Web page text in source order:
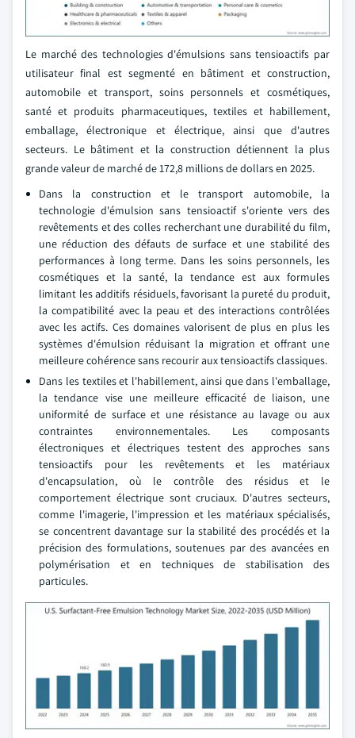
Le marché des technologies d'émulsions sans tensioactifs par
utilisateur final est segmenté en bâtiment et construction,
automobile et transport, soins personnels et cosmétiques,
santé et produits pharmaceutiques, textiles et habillement,
emballage, électronique et électrique, ainsi que d'autres
secteurs. Le bâtiment et la construction détiennent la plus
grande valeur de marché de 172,8 millions de dollars en 2025.
Dans la construction et le transport automobile, la
technologie d'émulsion sans tensioactif s'oriente vers des
revêtements et des colles recherchant une durabilité du film,
une réduction des défauts de surface et une stabilité des
performances à long terme. Dans les soins personnels, les
cosmétiques et la santé, la tendance est aux formules
limitant les additifs résiduels, favorisant la pureté du produit,
la compatibilité avec la peau et des interactions contrôlées
avec les actifs. Ces domaines valorisent de plus en plus les
systèmes d'émulsion réduisant la migration et offrant une
meilleure cohérence sans recourir aux tensioactifs classiques.
Dans les textiles et l'habillement, ainsi que dans l'emballage,
la tendance vise une meilleure efficacité de liaison, une
uniformité de surface et une résistance au lavage ou aux
contraintes environnementales. Les composants
électroniques et électriques testent des approches sans
tensioactifs pour les revêtements et les matériaux
d'encapsulation, où le contrôle des résidus et le
comportement électrique sont cruciaux. D'autres secteurs,
comme l'imagerie, l'impression et les matériaux spécialisés,
se concentrent davantage sur la stabilité des procédés et la
précision des formulations, soutenues par des avancées en
polymérisation et en techniques de stabilisation des
particules.